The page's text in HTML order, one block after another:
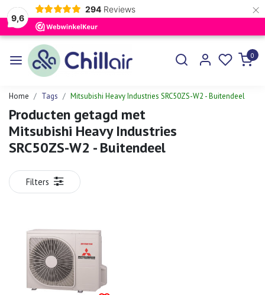
9,6
294 Reviews ×
0
Home Tags Mitsubishi Heavy Industries SRC50ZS-W2 - Buitendeel
Producten getagd met
Mitsubishi Heavy Industries
SRC50ZS-W2 - Buitendeel
Filters